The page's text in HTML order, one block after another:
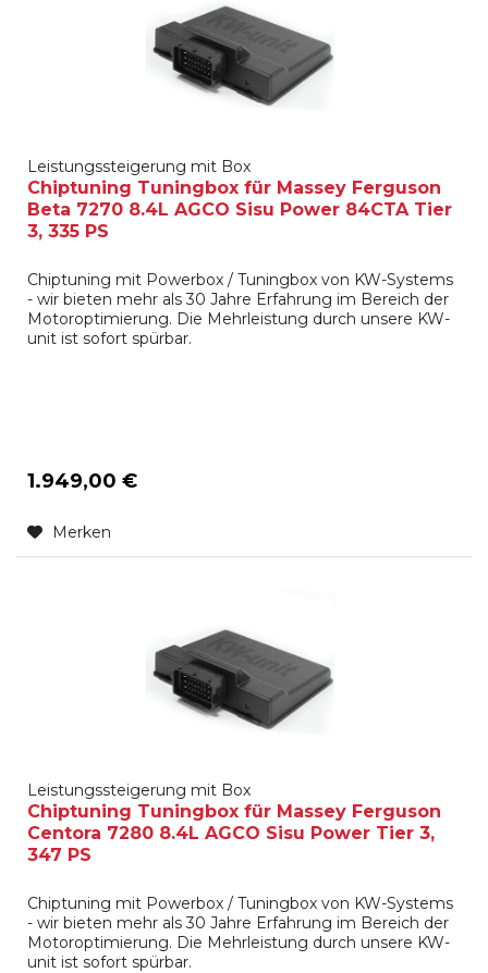
Leistungssteigerung mit Box
Chiptuning Tuningbox für Massey Ferguson
Beta 7270 8.4L AGCO Sisu Power 84CTA Tier
3, 335 PS
Chiptuning mit Powerbox / Tuningbox von KW-Systems
- wir bieten mehr als 30 Jahre Erfahrung im Bereich der
Motoroptimierung. Die Mehrleistung durch unsere KW-
unit ist sofort spürbar.
1.949,00 €
Merken
Leistungssteigerung mit Box
Chiptuning Tuningbox für Massey Ferguson
Centora 7280 8.4L AGCO Sisu Power Tier 3,
347 PS
Chiptuning mit Powerbox / Tuningbox von KW-Systems
- wir bieten mehr als 30 Jahre Erfahrung im Bereich der
Motoroptimierung. Die Mehrleistung durch unsere KW-
unit ist sofort spürbar.